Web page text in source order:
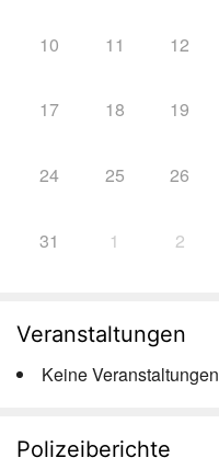
10 11 12
17 18 19
24 25 26
31 1 2
Veranstaltungen
Keine Veranstaltungen
Polizeiberichte